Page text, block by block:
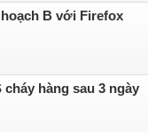
B với Firefox
hàng sau 3 ngày